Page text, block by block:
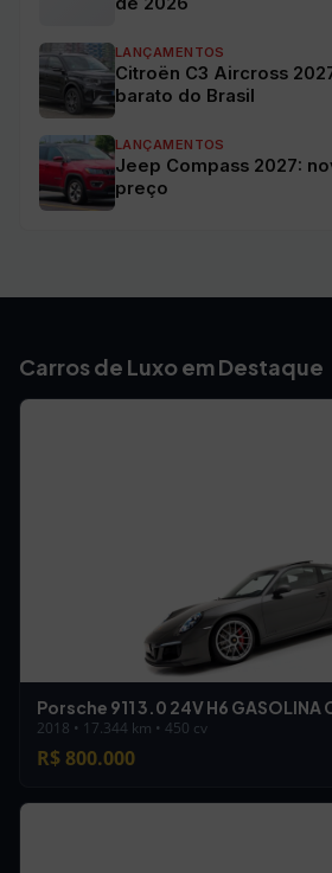
LANÇAMENTOS
Citroën C3 Aircross
barato do Brasil
LANÇAMENTOS
Jeep Compass 2027:
preço
Carros de Luxo em Destaque
Porsche 911 3.0 24V H6 GASOLINA
2018 • 17.344 km • 450 cv
R$ 800.000